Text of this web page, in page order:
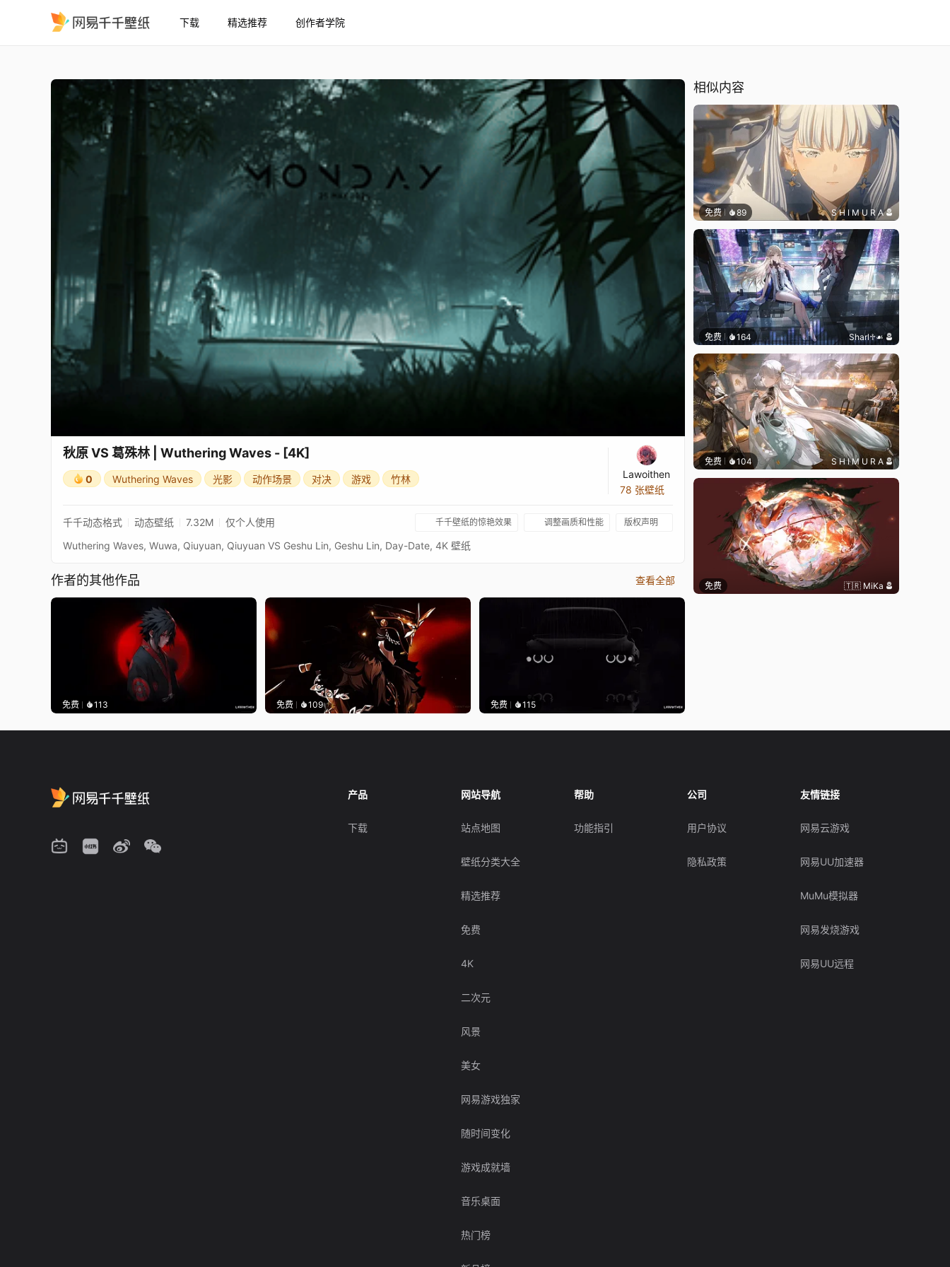
下载 精选推荐 创作者学院
秋原 VS 葛殊林 | Wuthering Waves - [4K]
0 Wuthering Waves 光影 动作场景 对决 游戏 竹林
Lawoithen
78 张壁纸
千千动态格式 动态壁纸 7.32M 仅个人使用 千千壁纸的惊艳效果 调整画质和性能 版权声明
Wuthering Waves, Wuwa, Qiuyuan, Qiuyuan VS Geshu Lin, Geshu Lin, Day-Date, 4K 壁纸
作者的其他作品 查看全部
免费 113 免费 109 免费 115
相似内容
免费 89 S H I M U R A
免费 164 Sharl♱☙
免费 104 S H I M U R A
免费 🇹🇷 MiKa
产品
下载
网站导航
站点地图
壁纸分类大全
精选推荐
免费
4K
二次元
风景
美女
网易游戏独家
随时间变化
游戏成就墙
音乐桌面
热门榜
帮助
功能指引
公司
用户协议
隐私政策
友情链接
网易云游戏
网易UU加速器
MuMu模拟器
网易发烧游戏
网易UU远程